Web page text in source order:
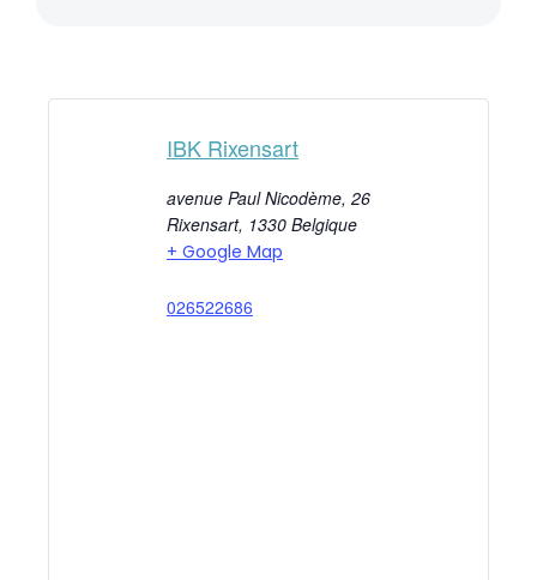
IBK Rixensart
avenue Paul Nicodème, 26
Rixensart, 1330 Belgique
+ Google Map
026522686